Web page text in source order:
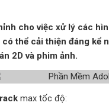
cho việc xử lý các
thể cải thiện đáng
2D và phim ảnh.
max tốc độ: